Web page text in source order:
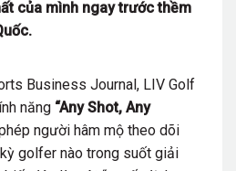
của mình ngay trước thềm
Business Journal, LIV Golf
năng “Any Shot, Any
người hâm mộ theo dõi
golfer nào trong suốt giải